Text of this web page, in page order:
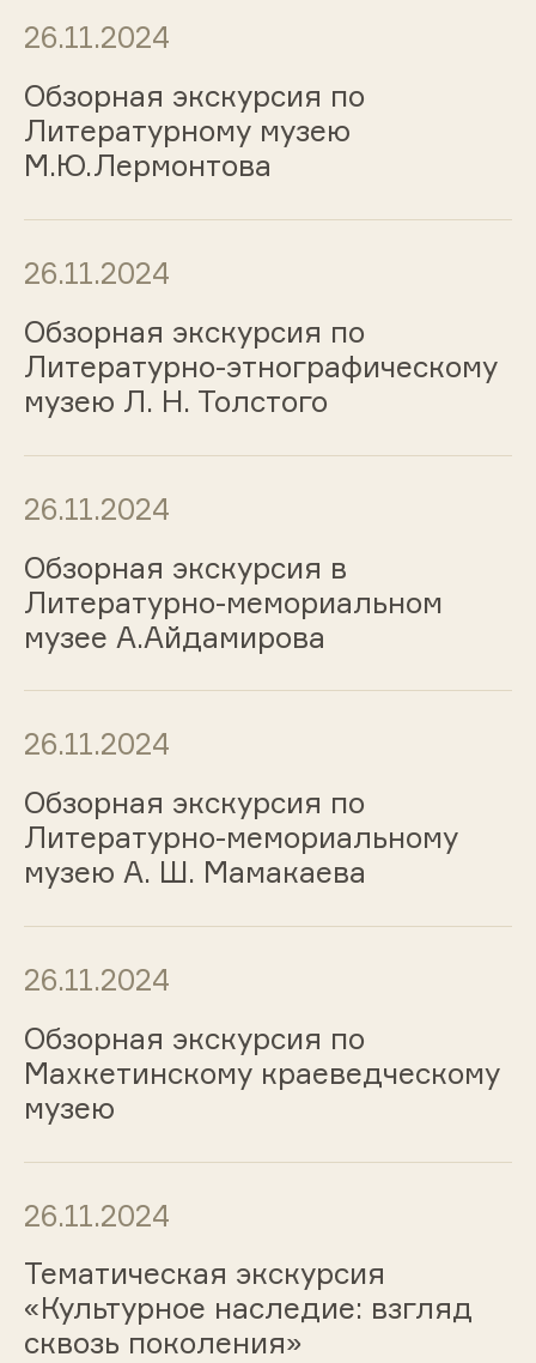
26.11.2024
Обзорная экскурсия по
Литературному музею
М.Ю.Лермонтова
26.11.2024
Обзорная экскурсия по
Литературно-этнографическому
музею Л. Н. Толстого
26.11.2024
Обзорная экскурсия в
Литературно-мемориальном
музее А.Айдамирова
26.11.2024
Обзорная экскурсия по
Литературно-мемориальному
музею А. Ш. Мамакаева
26.11.2024
Обзорная экскурсия по
Махкетинскому краеведческому
музею
26.11.2024
Тематическая экскурсия
«Культурное наследие: взгляд
сквозь поколения»